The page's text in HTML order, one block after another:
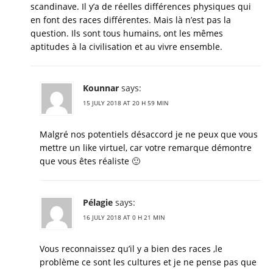
scandinave. Il y’a de réelles différences physiques qui
en font des races différentes. Mais là n’est pas la
question. Ils sont tous humains, ont les mêmes
aptitudes à la civilisation et au vivre ensemble.
Kounnar says:
15 JULY 2018 AT 20 H 59 MIN
Malgré nos potentiels désaccord je ne peux que vous
mettre un like virtuel, car votre remarque démontre
que vous êtes réaliste 🙂
Pélagie says:
16 JULY 2018 AT 0 H 21 MIN
Vous reconnaissez qu’il y a bien des races ,le
problème ce sont les cultures et je ne pense pas que